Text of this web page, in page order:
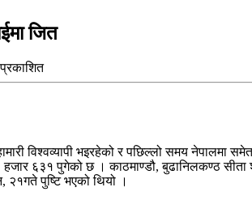
जित
विश्वव्यापी भइरहेको र पछिल्लो समय
६३१ पुगेको छ । काठमाण्डौ, बुढानिलकण्ठ सीता
२१गते पुष्टि भएको थियो ।